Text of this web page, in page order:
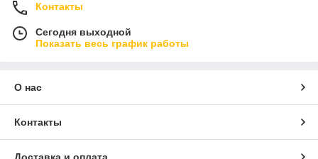
Контакты
Сегодня выходной
Показать весь график работы
О нас
Контакты